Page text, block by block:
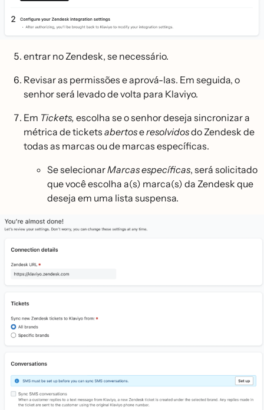
entrar no Zendesk, se necessário.
Revisar as permissões e aprová-las. Em seguida, o
senhor será levado de volta para Klaviyo.
Em Tickets, escolha se o senhor deseja sincronizar a
métrica de tickets abertoseresolvidosdo Zendesk de
todas as marcas ou de marcas específicas.
Se selecionarMarcas específicas, será solicitado
que você escolha a(s) marca(s) da Zendesk que
deseja em uma lista suspensa.